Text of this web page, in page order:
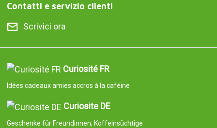
Contatti e servizio clienti
Scrivici ora
Curiosité FR
Idées cadeaux amies accros à la caféine
Curiosite DE
Geschenke für Freundinnen, Koffeinsüchtige